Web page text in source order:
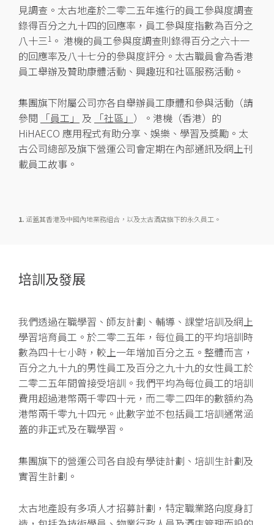
見調查。太古地產於二零二五年進行的員工參與度調查
錄得百分之九十四的回應率，員工參與度指數為百分之
八十三1 。 港機的員工參與度調查則錄得百分之六十一
的回應率及八十七分的參與度評分。太古職員會為香港
員工舉辦及贊助康體活動、興趣班和社區服務活動。
集團旗下附屬公司亦各自舉辦員工康體和參與活動（請
參閱
「員工」 及 「社區」 ）。港機（香港）的
HiHAECO 應用程式有助分享、娛樂、學習及獎勵。太
古公司總部及旗下營運公司會定期在內部通訊及網上刊
載員工故事。
1.涵蓋其香港及中國內地業務組合，以及太古酒店旗下的永久員工。
培訓及發展
我們透過在職學習、師友計劃、輔導、課堂培訓及網上
學習培育員工。於二零二五年，每位員工的平均培訓時
數為四十七小時，較上一年增加百分之五。整體而言，
百分之九十九的男性員工及百分之九十九的女性員工於
二零二五年間曾接受培訓。我們平均為每位員工的培訓
費用超過港幣兩千零四十元，而二零二四年的數額約為
港幣兩千零九十四元。此數字並不包括員工培訓通常涵
蓋的非正式及在職學習。
集團旗下的營運公司各自設有學徒計劃、培訓生計劃及
實習生計劃。
太古地產設有多項人才招募計劃，特定職業路向度身訂